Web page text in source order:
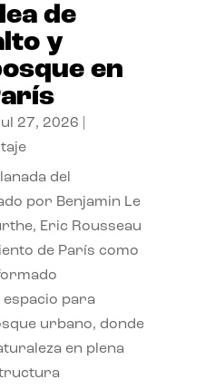
de
y
en
27, 2026
del
por Benjamin Le
Eric Rousseau
de París como
espacio para
urbano, donde
en plena